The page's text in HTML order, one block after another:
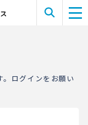
ログインをお願い